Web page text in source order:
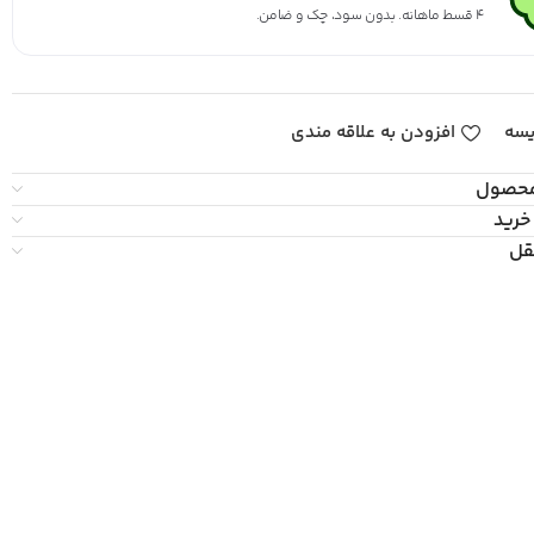
۴ قسط ماهانه. بدون سود، چک و ضامن.
افزودن به علاقه مندی